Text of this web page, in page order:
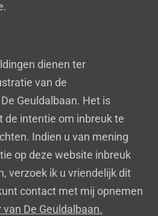
dienen ter
van de
Geuldalbaan. Het is
de intentie om inbreuk te
Indien u van mening
op deze website inbreuk
verzoek ik u vriendelijk dit
contact met mij opnemen
De Geuldalbaan.